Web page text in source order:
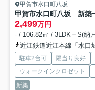
甲賀市水口町八坂
甲賀市水口町八坂 新築
2,499万円
- / 106.82㎡ / 3LDK＋S(納
近江鉄道近江本線「水口
駐車2台可 陽当り良好
ウォークインクロゼット
新築